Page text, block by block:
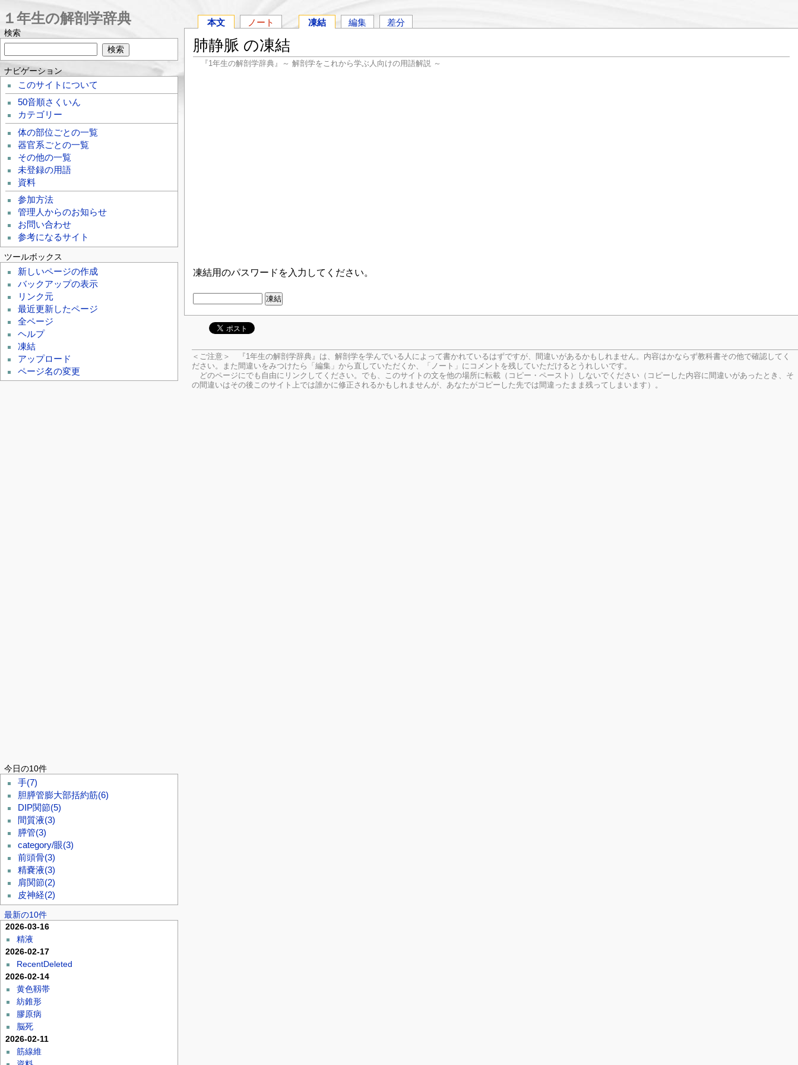
本文 ノート 凍結 編集 差分
肺静脈 の凍結
『1年生の解剖学辞典』～ 解剖学をこれから学ぶ人向けの用語解説 ～
凍結用のパスワードを入力してください。
＜ご注意＞ 『1年生の解剖学辞典』は、解剖学を学んでいる人によって書かれているはずですが、間違いがあるかもしれません。内容はかならず教科書その他で確認してく
ださい。
また間違いをみつけたら「編集」から直していただくか、「ノート」にコメントを残していただけるとうれしいです。
どのページにでも自由にリンクしてください。でも、このサイトの文を他の場所に転載（コピー・ペースト）しないでください（コピーした内容に間違いがあったとき、そ
の間違いはその後このサイト上では誰かに修正されるかもしれませんが、あなたがコピーした先では間違ったまま残ってしまいます）。
１年生の解剖学辞典
検索
ナビゲーション
このサイトについて
50音順さくいん
カテゴリー
体の部位ごとの一覧
器官系ごとの一覧
その他の一覧
未登録の用語
資料
参加方法
管理人からのお知らせ
お問い合わせ
参考になるサイト
ツールボックス
新しいページの作成
バックアップの表示
リンク元
最近更新したページ
全ページ
ヘルプ
凍結
アップロード
ページ名の変更
今日の10件
手(7)
胆膵管膨大部括約筋(6)
DIP関節(5)
間質液(3)
膵管(3)
category/眼(3)
前頭骨(3)
精嚢液(3)
肩関節(2)
皮神経(2)
最新の10件
2026-03-16
精液
2026-02-17
RecentDeleted
2026-02-14
黄色靱帯
紡錐形
膠原病
脳死
2026-02-11
筋線維